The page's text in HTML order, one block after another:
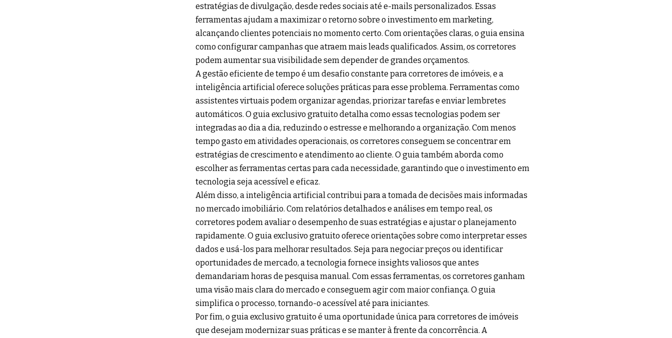
estratégias de divulgação, desde redes sociais até e-mails personalizados. Essas
ferramentas ajudam a maximizar o retorno sobre o investimento em marketing,
alcançando clientes potenciais no momento certo. Com orientações claras, o guia ensina
como configurar campanhas que atraem mais leads qualificados. Assim, os corretores
podem aumentar sua visibilidade sem depender de grandes orçamentos.
A gestão eficiente de tempo é um desafio constante para corretores de imóveis, e a
inteligência artificial oferece soluções práticas para esse problema. Ferramentas como
assistentes virtuais podem organizar agendas, priorizar tarefas e enviar lembretes
automáticos. O guia exclusivo gratuito detalha como essas tecnologias podem ser
integradas ao dia a dia, reduzindo o estresse e melhorando a organização. Com menos
tempo gasto em atividades operacionais, os corretores conseguem se concentrar em
estratégias de crescimento e atendimento ao cliente. O guia também aborda como
escolher as ferramentas certas para cada necessidade, garantindo que o investimento em
tecnologia seja acessível e eficaz.
Além disso, a inteligência artificial contribui para a tomada de decisões mais informadas
no mercado imobiliário. Com relatórios detalhados e análises em tempo real, os
corretores podem avaliar o desempenho de suas estratégias e ajustar o planejamento
rapidamente. O guia exclusivo gratuito oferece orientações sobre como interpretar esses
dados e usá-los para melhorar resultados. Seja para negociar preços ou identificar
oportunidades de mercado, a tecnologia fornece insights valiosos que antes
demandariam horas de pesquisa manual. Com essas ferramentas, os corretores ganham
uma visão mais clara do mercado e conseguem agir com maior confiança. O guia
simplifica o processo, tornando-o acessível até para iniciantes.
Por fim, o guia exclusivo gratuito é uma oportunidade única para corretores de imóveis
que desejam modernizar suas práticas e se manter à frente da concorrência. A